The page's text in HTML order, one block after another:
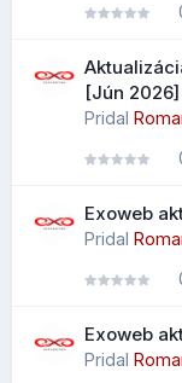
[Jún 2026]
Pridal
Exoweb
Pridal
Exoweb
Pridal